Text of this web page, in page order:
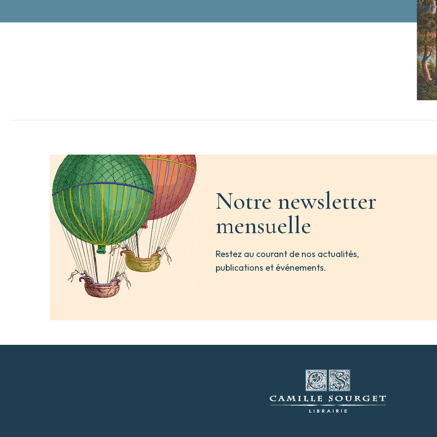
Notre newsletter
mensuelle
Restez au courant de nos actualités,
publications et événements.